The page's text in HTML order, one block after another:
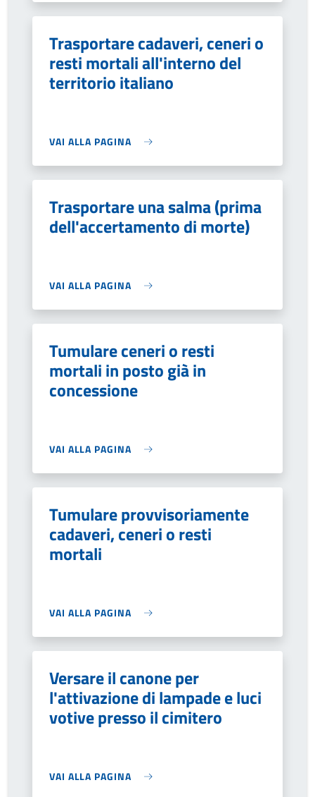
Trasportare cadaveri, ceneri o
resti mortali all'interno del
territorio italiano
VAI ALLA PAGINA
Trasportare una salma (prima
dell'accertamento di morte)
VAI ALLA PAGINA
Tumulare ceneri o resti
mortali in posto già in
concessione
VAI ALLA PAGINA
Tumulare provvisoriamente
cadaveri, ceneri o resti
mortali
VAI ALLA PAGINA
Versare il canone per
l'attivazione di lampade e luci
votive presso il cimitero
VAI ALLA PAGINA